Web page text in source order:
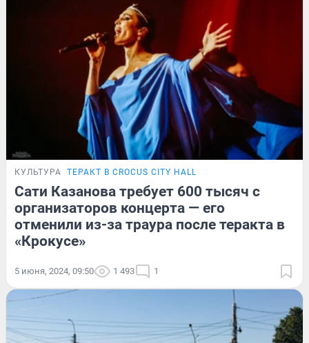
КУЛЬТУРА ТЕРАКТ В CROCUS CITY HALL
Сати Казанова требует 600 тысяч с
организаторов концерта — его
отменили из-за траура после теракта в
«Крокусе»
5 июня, 2024, 09:50 1 493 1